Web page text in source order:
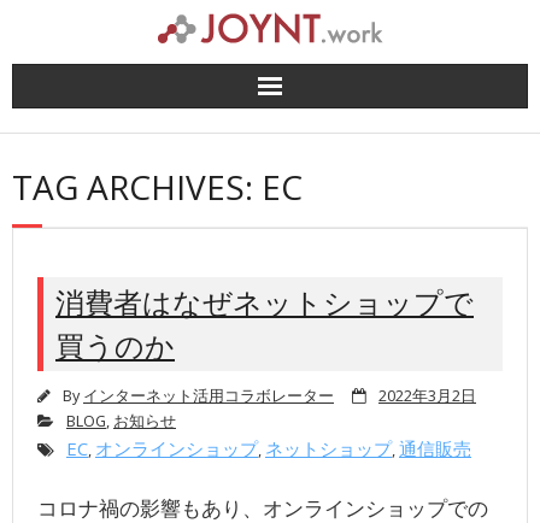
content
TAG ARCHIVES: EC
消費者はなぜネットショップで
買うのか
Byインターネット活用コラボレーター
2022年3月2日
BLOG, お知らせ
EC, オンラインショップ, ネットショップ,通信販売
コロナ禍の影響もあり、オンラインショップでの